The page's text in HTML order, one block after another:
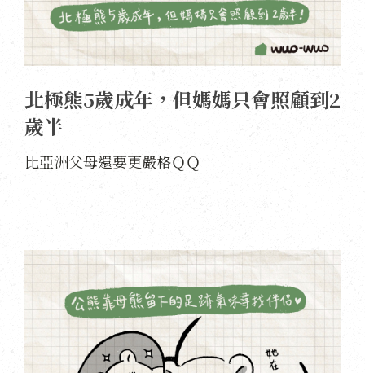
北極熊5歲成年，但媽媽只會照顧到2
歲半
比亞洲父母還要更嚴格ＱＱ